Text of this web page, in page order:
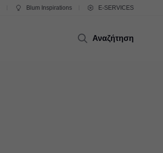
Blum Inspirations E-SERVICES
Αναζήτηση